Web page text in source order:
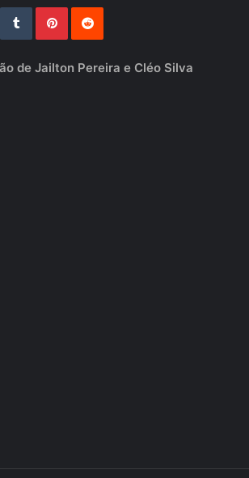
StumbleUpon Tumblr Pinterest
de Jailton Pereira e Cléo Silva